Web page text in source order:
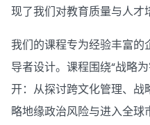
现了我们对教育质量与人才
我们的课程专为经验丰富
导者设计。课程围绕“战略
开：从探讨跨文化管理、
略地缘政治风险与进入全